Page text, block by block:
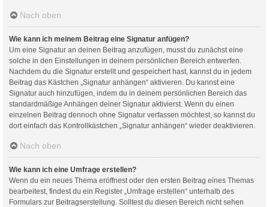
Nach oben
Wie kann ich meinem Beitrag eine Signatur anfügen?
Um eine Signatur an deinen Beitrag anzufügen, musst du zunächst eine
solche in den Einstellungen in deinem persönlichen Bereich entwerfen.
Nachdem du die Signatur erstellt und gespeichert hast, kannst du in jedem
Beitrag das Kästchen „Signatur anhängen“ aktivieren. Du kannst eine
Signatur auch hinzufügen, indem du in deinem persönlichen Bereich das
standardmäßige Anhängen deiner Signatur aktivierst. Wenn du einen
einzelnen Beitrag dennoch ohne Signatur verfassen möchtest, so kannst du
dort einfach das Kontrollkästchen „Signatur anhängen“ wieder deaktivieren.
Nach oben
Wie kann ich eine Umfrage erstellen?
Wenn du ein neues Thema eröffnest oder den ersten Beitrag eines Themas
bearbeitest, findest du ein Register „Umfrage erstellen“ unterhalb des
Formulars zur Beitragserstellung. Solltest du diesen Bereich nicht sehen